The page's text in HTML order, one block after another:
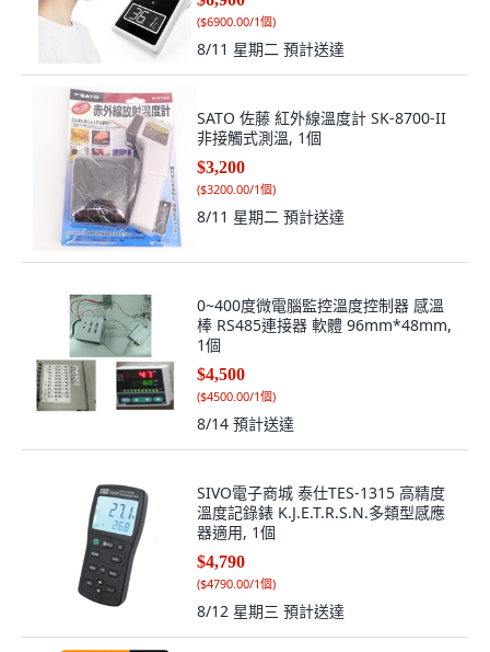
($6900.00/1個)
8/11 星期二 預計送達
SATO 佐藤 紅外線溫度計 SK-8700-II
非接觸式測溫, 1個
$3,200
($3200.00/1個)
8/11 星期二 預計送達
0~400度微電腦監控溫度控制器 感溫
棒 RS485連接器 軟體 96mm*48mm,
1個
$4,500
($4500.00/1個)
8/14 預計送達
SIVO電子商城 泰仕TES-1315 高精度
溫度記錄錶 K.J.E.T.R.S.N.多類型感應
器適用, 1個
$4,790
($4790.00/1個)
8/12 星期三 預計送達